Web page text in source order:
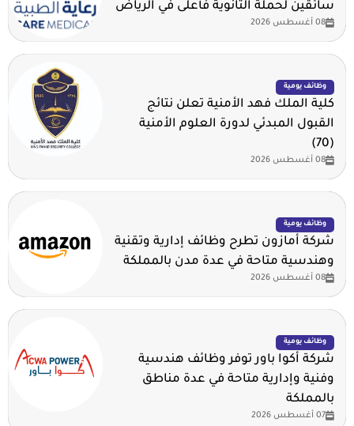
سائقين لحملة الثانوية فأعلى في الرياض
08 أغسطس 2026
وظائف يومية
كلية الملك فهد الأمنية تعلن نتائج
القبول المبدئي لدورة العلوم الأمنية
(70)
08 أغسطس 2026
وظائف يومية
شركة أمازون تطرح وظائف إدارية وتقنية
وهندسية متاحة في عدة مدن بالمملكة
08 أغسطس 2026
وظائف يومية
شركة أكوا باور توفر وظائف هندسية
وفنية وإدارية متاحة في عدة مناطق
بالمملكة
07 أغسطس 2026